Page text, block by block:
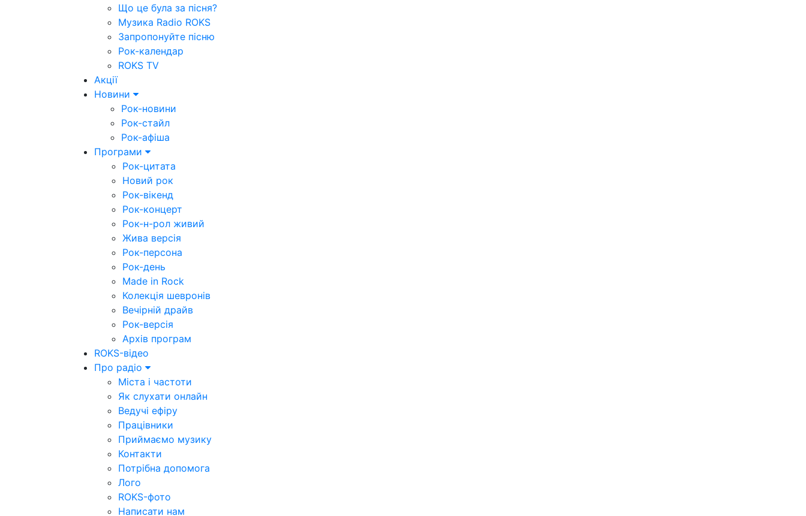
Що це була за пісня?
Музика Radio ROKS
Запропонуйте пісню
Рок-календар
ROKS TV
Акції
Новини
Рок-новини
Рок-стайл
Рок-афіша
Програми
Рок-цитата
Новий рок
Рок-вікенд
Рок-концерт
Рок-н-рол живий
Жива версія
Рок-персона
Рок-день
Made in Rock
Колекція шевронів
Вечірній драйв
Рок-версія
Архів програм
ROKS-відео
Про радіо
Міста і частоти
Як слухати онлайн
Ведучі ефіру
Працівники
Приймаємо музику
Контакти
Потрібна допомога
Лого
ROKS-фото
Написати нам